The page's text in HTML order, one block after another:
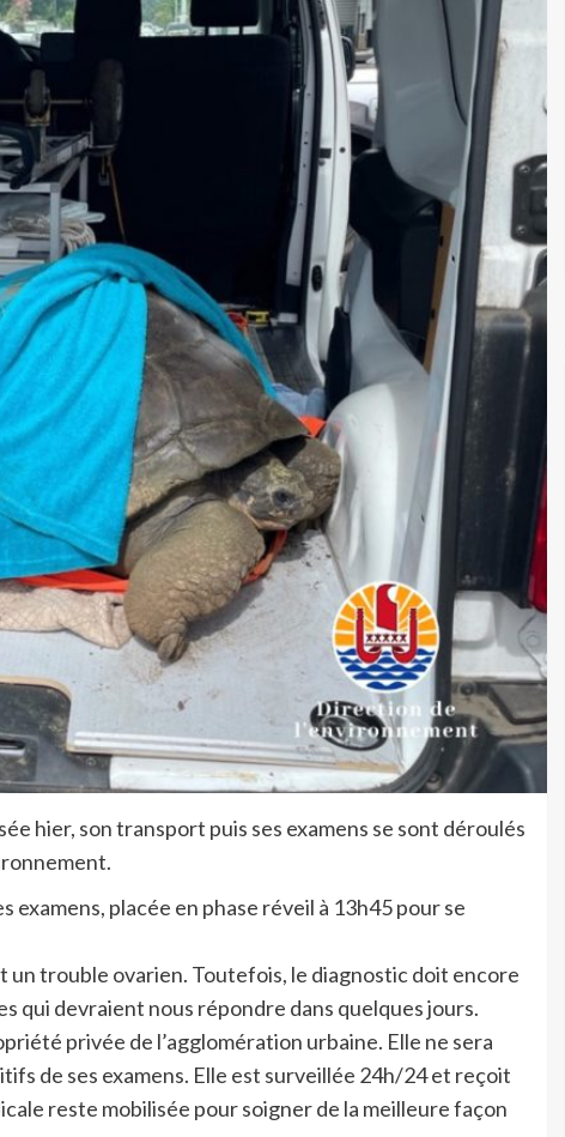
hier, son transport puis ses examens se sont déroulés
examens, placée en phase réveil à 13h45 pour se
un trouble ovarien. Toutefois, le diagnostic doit encore
qui devraient nous répondre dans quelques jours.
privée de l’agglomération urbaine. Elle ne sera
de ses examens. Elle est surveillée 24h/24 et reçoit
reste mobilisée pour soigner de la meilleure façon